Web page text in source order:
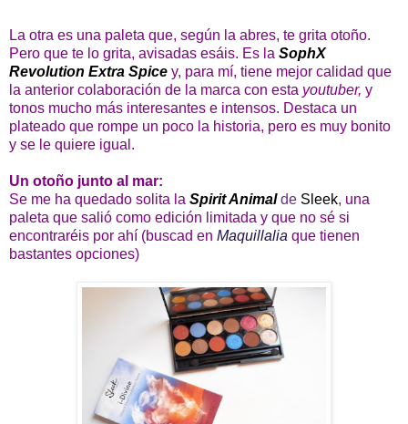
La otra es una paleta que, según la abres, te grita otoño.
Pero que te lo grita, avisadas esáis. Es la SophX
Revolution Extra Spice y, para mí, tiene mejor calidad que
la anterior colaboración de la marca con esta youtuber, y
tonos mucho más interesantes e intensos. Destaca un
plateado que rompe un poco la historia, pero es muy bonito
y se le quiere igual.
Un otoño junto al mar:
Se me ha quedado solita la Spirit Animal de Sleek, una
paleta que salió como edición limitada y que no sé si
encontraréis por ahí (buscad en Maquillalia que tienen
bastantes opciones)